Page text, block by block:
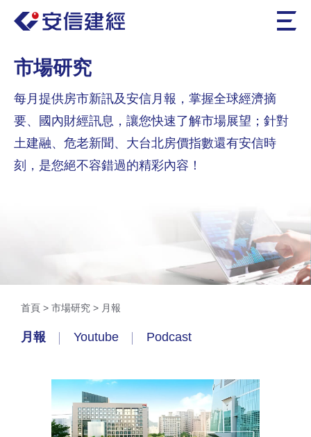
市場研究
每月提供房市新訊及安信月報，掌握全球經濟摘
要、國內財經訊息，讓您快速了解市場展望；針對
土建融、危老新聞、大台北房價指數還有安信時
刻，是您絕不容錯過的精彩內容！
首頁 > 市場研究 > 月報
月報 Youtube Podcast